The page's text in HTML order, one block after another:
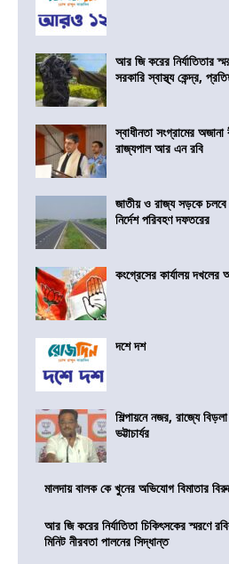
আর জি করের নির্যাতিতার
সরকারি স্বাস্থ্য কেন্দ্র,
স্বাধীনতা সংগ্রামের
রাজ্যপাল আর এন রবি
জাতীয় ও রাজ্য সড়কে
নির্দেশ পরিবহণ দফতরের
কংগ্রেসের কার্যালয় দখলের
দশে দশ
শিল্পায়নে নজর, রাজ্যে
ভট্টাচার্যর
মালদায় বালক কে খুনের অভিযোগ বিমাতার
আর জি করের নির্যাতিতা চিকিৎসকের স্মরণে
মিনিট নীরবতা পালনের সিদ্ধান্ত